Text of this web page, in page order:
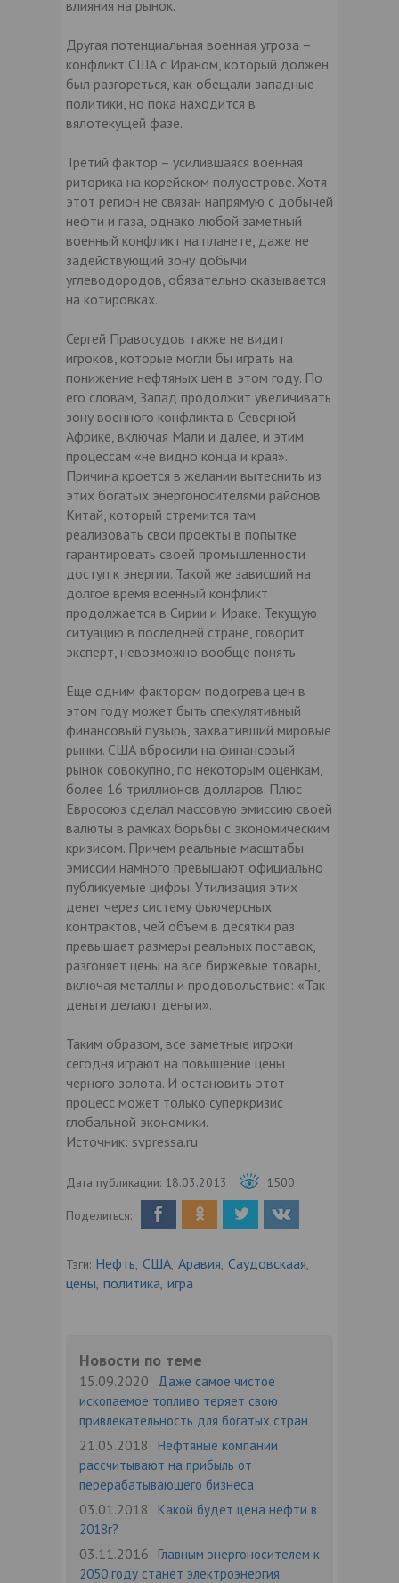
влияния на рынок.
Другая потенциальная военная угроза –
конфликт США с Ираном, который должен
был разгореться, как обещали западные
политики, но пока находится в
вялотекущей фазе.
Третий фактор – усилившаяся военная
риторика на корейском полуострове. Хотя
этот регион не связан напрямую с добычей
нефти и газа, однако любой заметный
военный конфликт на планете, даже не
задействующий зону добычи
углеводородов, обязательно сказывается
на котировках.
Сергей Правосудов также не видит
игроков, которые могли бы играть на
понижение нефтяных цен в этом году. По
его словам, Запад продолжит увеличивать
зону военного конфликта в Северной
Африке, включая Мали и далее, и этим
процессам «не видно конца и края».
Причина кроется в желании вытеснить из
этих богатых энергоносителями районов
Китай, который стремится там
реализовать свои проекты в попытке
гарантировать своей промышленности
доступ к энергии. Такой же зависший на
долгое время военный конфликт
продолжается в Сирии и Ираке. Текущую
ситуацию в последней стране, говорит
эксперт, невозможно вообще понять.
Еще одним фактором подогрева цен в
этом году может быть спекулятивный
финансовый пузырь, захвативший мировые
рынки. США вбросили на финансовый
рынок совокупно, по некоторым оценкам,
более 16 триллионов долларов. Плюс
Евросоюз сделал массовую эмиссию своей
валюты в рамках борьбы с экономическим
кризисом. Причем реальные масштабы
эмиссии намного превышают официально
публикуемые цифры. Утилизация этих
денег через систему фьючерсных
контрактов, чей объем в десятки раз
превышает размеры реальных поставок,
разгоняет цены на все биржевые товары,
включая металлы и продовольствие: «Так
деньги делают деньги».
Таким образом, все заметные игроки
сегодня играют на повышение цены
черного золота. И остановить этот
процесс может только суперкризис
глобальной экономики.
Источник: svpressa.ru
Дата публикации: 18.03.2013 1500
Поделиться:
Тэги: Нефть, США, Аравия, Саудовскаая,
цены, политика, игра
Новости по теме
15.09.2020
Даже самое чистое
ископаемое топливо теряет свою
привлекательность для богатых стран
21.05.2018
Нефтяные компании
рассчитывают на прибыль от
перерабатывающего бизнеса
03.01.2018
Какой будет цена нефти в
2018г?
03.11.2016 Главным энергоносителем к
2050 году станет электроэнергия